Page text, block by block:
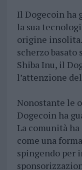
Il Dogecoin ha
la sua
origine
scherzo basato
Shiba Inu, il
l’attenzione
Nonostante le
Dogecoin ha
La comunità
come una
spingendo per